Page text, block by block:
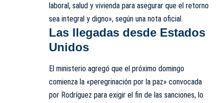
laboral, salud y vivienda para asegurar que el retorno
sea integral y digno», según una nota oficial.
Las llegadas desde Estados
Unidos
El ministerio agregó que el próximo domingo
comienza la «peregrinación por la paz» convocada
por Rodríguez para exigir el fin de las sanciones, lo